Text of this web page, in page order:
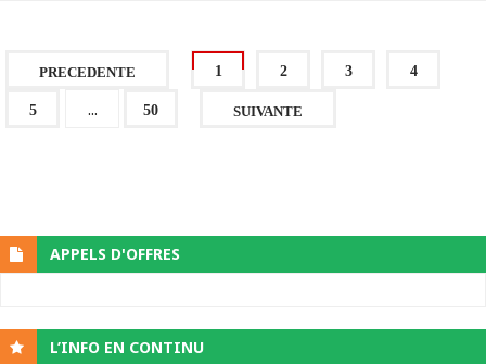
PRECEDENTE 1 2 3 4
5 ... 50 SUIVANTE
APPELS D'OFFRES
L’INFO EN CONTINU